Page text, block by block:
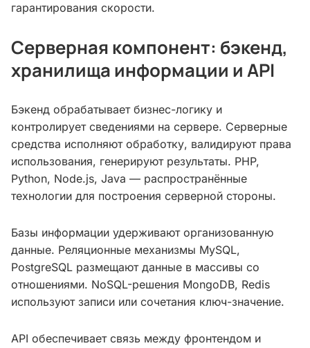
гарантирования скорости.
Серверная компонент: бэкенд,
хранилища информации и API
Бэкенд обрабатывает бизнес-логику и
контролирует сведениями на сервере. Серверные
средства исполняют обработку, валидируют права
использования, генерируют результаты. PHP,
Python, Node.js, Java — распространённые
технологии для построения серверной стороны.
Базы информации удерживают организованную
данные. Реляционные механизмы MySQL,
PostgreSQL размещают данные в массивы со
отношениями. NoSQL-решения MongoDB, Redis
используют записи или сочетания ключ-значение.
API обеспечивает связь между фронтендом и